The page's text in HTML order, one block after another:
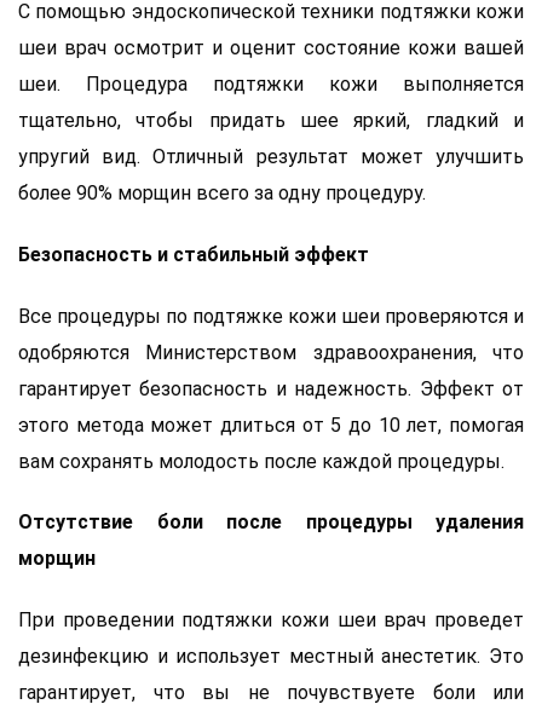
С помощью эндоскопической техники подтяжки кожи
шеи врач осмотрит и оценит состояние кожи вашей
шеи. Процедура подтяжки кожи выполняется
тщательно, чтобы придать шее яркий, гладкий и
упругий вид. Отличный результат может улучшить
более 90% морщин всего за одну процедуру.
Безопасность и стабильный эффект
Все процедуры по подтяжке кожи шеи проверяются и
одобряются Министерством здравоохранения, что
гарантирует безопасность и надежность. Эффект от
этого метода может длиться от 5 до 10 лет, помогая
вам сохранять молодость после каждой процедуры.
Отсутствие боли после процедуры удаления
морщин
При проведении подтяжки кожи шеи врач проведет
дезинфекцию и использует местный анестетик. Это
гарантирует, что вы не почувствуете боли или